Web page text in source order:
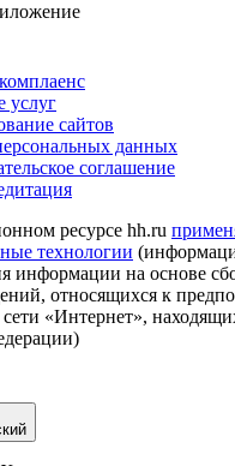
услуг
сайтов
данных
соглашение
ресурсе hh.ru
технологии
информации на основе
относящихся к
сети «Интернет»,